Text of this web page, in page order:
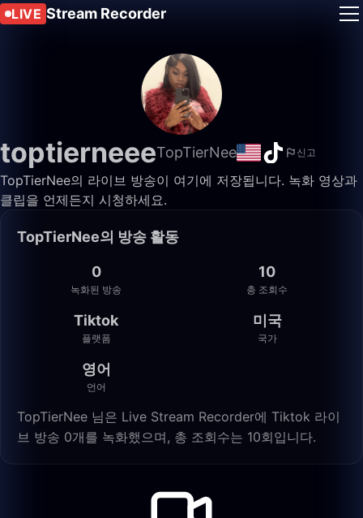
LIVE Stream Recorder
toptierneeeTopTierNee 신고
TopTierNee의 라이브 방송이 여기에 저장됩니다. 녹화 영상과
클립을 언제든지 시청하세요.
TopTierNee의 방송 활동
0
녹화된 방송
10
총 조회수
Tiktok
플랫폼
미국
국가
영어
언어
TopTierNee 님은 Live Stream Recorder에 Tiktok 라이
브 방송 0개를 녹화했으며, 총 조회수는 10회입니다.